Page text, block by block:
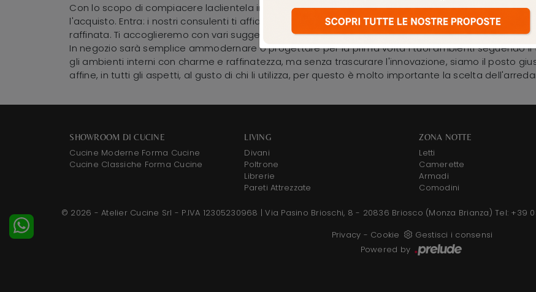
Con lo scopo di compiacere laclientela in tutti gli aspetti, forniamo l'opportunità di usufruire di
l'acquisto. Entra: i nostri consulenti ti affiancheranno alla scoperta dei nostri arredi, tra cui potrai
raffinata. Ti accoglieremo con vari suggerimenti, tante novità e composizioni dei migliori
In negozio sarà semplice ammodernare o progettare per la prima volta i tuoi ambienti seguendo
gli ambienti interni con charme e raffinatezza, ma senza trascurare l'innovazione, siamo il posto
affine, in tutti gli aspetti, al gusto di chi li utilizza, per questo è molto importante la scelta
SHOWROOM DI CUCINE
Cucine Moderne Forma Cucine
Cucine Classiche Forma Cucine
LIVING
Divani
Poltrone
Librerie
Pareti Attrezzate
ZONA NOTTE
Letti
Camerette
Armadi
Comodini
© 2026 - Atelier Cucine Srl - P.IVA 12305230968 |Via Pasino Brioschi, 8 - 20836 Briosco (Monza Brianza) Tel: +39
Privacy - Cookie
Gestisci i consensi
Powered by